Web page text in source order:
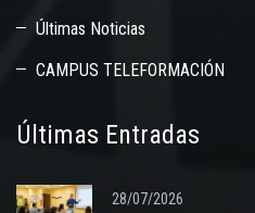
Últimas Noticias
CAMPUS TELEFORMACIÓN
Últimas Entradas
28/07/2026